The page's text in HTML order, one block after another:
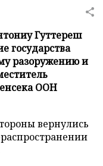
Гуттереш
государства
разоружению и
ООН
вернулись